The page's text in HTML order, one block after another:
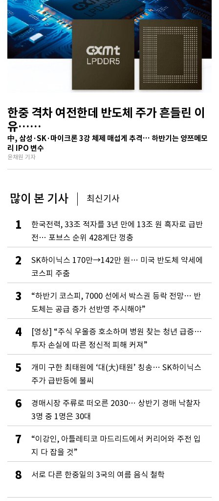
한중 격차 여전한데 반도체 주가 흔들린 이
유…
기술보다 무서운 ‘과점 균열’ 공포
中, 삼성·SK·마이크론 3강 체제 매섭게 추격… 하반기는 양쯔메모
리 IPO 변수
윤채원 기자
많이 본 기사 최신기사
1
한국전력, 33조 적자를 3년 만에 13조 원 흑자로 급반
전… 포브스 순위 428계단 껑충
2
SK하이닉스 170만→142만 원… 미국 반도체 약세에
코스피 주춤
3
“하반기 코스피, 7000 선에서 박스권 등락 전망… 반
도체는 공급 증가 선반영 주시해야”
4
[영상] “주식 우울증 호소하며 병원 찾는 청년 급증…
투자 손실에 따른 정신적 피해 커져”
5
개미 구한 최태원에 ‘대(大)태원’ 칭송… SK하이닉스
주가 급반등에 불씨
6
경매시장 주류로 떠오른 2030… 상반기 경매 낙찰자
3명 중 1명은 30대
7
“이강인, 아틀레티코 마드리드에서 커리어와 주전 입
지 다 잡을 것”
8 서로 다른 한중일의 3국의 여름 음식 철학